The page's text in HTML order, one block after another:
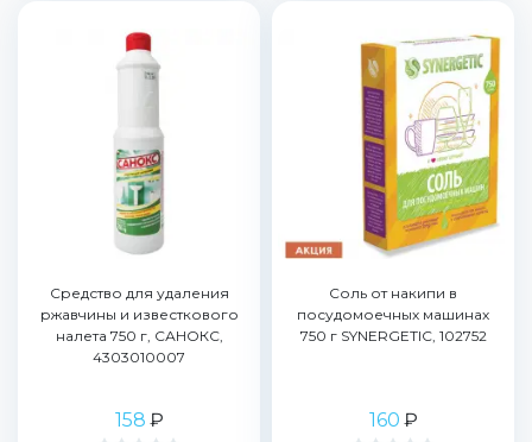
Средство для удаления
ржавчины и известкового
налета 750 г, САНОКС,
4303010007
158 ₽
Соль от накипи в
посудомоечных машинах
750 г SYNERGETIC, 102752
160 ₽